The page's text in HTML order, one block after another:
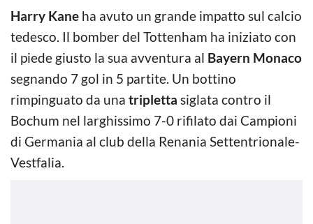
Harry Kane ha avuto un grande impatto sul calcio
tedesco. Il bomber del Tottenham ha iniziato con
il piede giusto la sua avventura al Bayern Monaco
segnando 7 gol in 5 partite. Un bottino
rimpinguato da una tripletta siglata contro il
Bochum nel larghissimo 7-0 rifilato dai Campioni
di Germania al club della Renania Settentrionale-
Vestfalia.